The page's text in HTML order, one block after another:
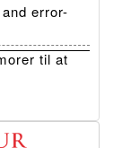
error-
til at